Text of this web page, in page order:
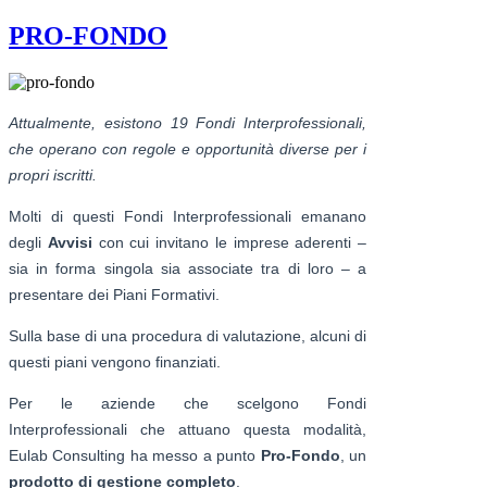
PRO-FONDO
Attualmente, esistono 19 Fondi Interprofessionali,
che operano con regole e opportunità diverse per i
propri iscritti.
Molti di questi Fondi Interprofessionali emanano
degli Avvisi con cui invitano le imprese aderenti –
sia in forma singola sia associate tra di loro – a
presentare dei Piani Formativi.
Sulla base di una procedura di valutazione, alcuni di
questi piani vengono finanziati.
Per le aziende che scelgono Fondi
Interprofessionali che attuano questa modalità,
Eulab Consulting ha messo a punto Pro-Fondo , un
prodotto di gestione completo